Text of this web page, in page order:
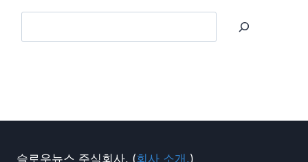
슬로우뉴스 주식회사. (회사 소개.)